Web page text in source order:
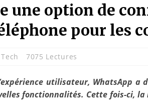
une option de
pour les
Tech 7075 Lectures
utilisateur, WhatsApp a
fonctionnalités. Cette fois-ci, la